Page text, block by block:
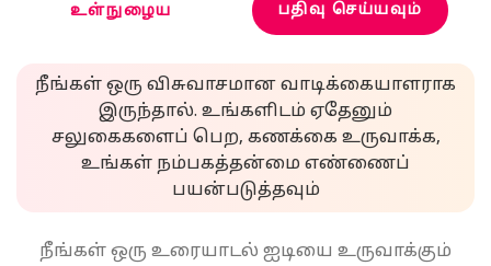
உள்நுழைய பதிவு செய்யவும்
நீங்கள் ஒரு விசுவாசமான வாடிக்கையாளராக
இருந்தால். உங்களிடம் ஏதேனும்
சலுகைகளைப் பெற, கணக்கை உருவாக்க,
உங்கள் நம்பகத்தன்மை எண்ணைப்
பயன்படுத்தவும்
நீங்கள் ஒரு உரையாடல் ஐடியை உருவாக்கும்